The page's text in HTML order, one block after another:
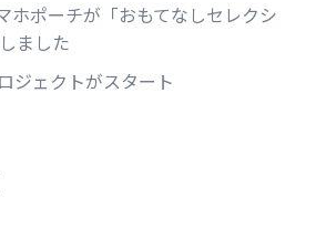
ホポーチが「おもてなしセレクシ
ました
ジェクトがスタート